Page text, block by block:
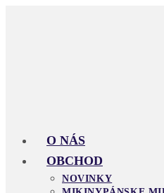
O NÁS
OBCHOD
NOVINKY